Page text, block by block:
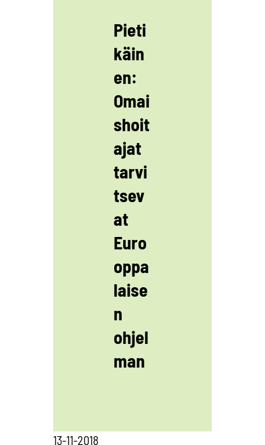
Pieti
käin
en:
Omai
shoit
ajat
tarvi
tsev
at
Euro
oppa
laise
n
ohjel
man
13-11-2018